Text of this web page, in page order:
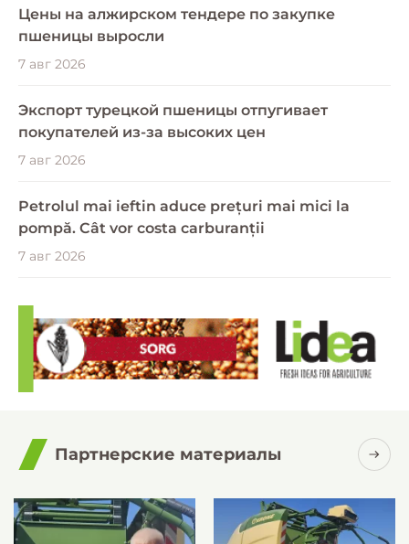
Цены на алжирском тендере по закупке
пшеницы выросли
7 авг 2026
Экспорт турецкой пшеницы отпугивает
покупателей из-за высоких цен
7 авг 2026
Petrolul mai ieftin aduce prețuri mai mici la
pompă. Cât vor costa carburanții
7 авг 2026
Партнерские материалы